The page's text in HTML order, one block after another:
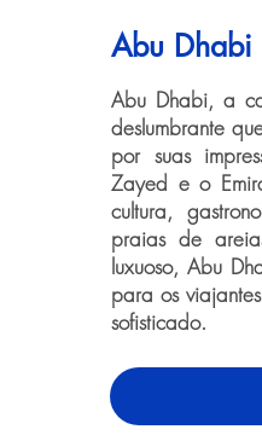
Abu Dhabi
Abu Dhabi, a
deslumbrante
por suas
Zayed e o
cultura,
praias de
luxuoso, Abu
para os
sofisticado.